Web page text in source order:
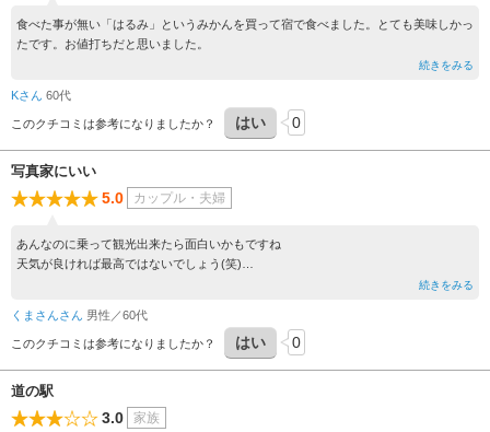
食べた事が無い「はるみ」というみかんを買って宿で食べました。とても美味しかっ
たです。お値打ちだと思いました。
続きをみる
Kさん 60代
このクチコミは参考になりましたか？ はい 0
写真家にいい
5.0 カップル・夫婦
あんなのに乗って観光出来たら面白いかもですね
天気が良ければ最高ではないでしょう(笑)
続きをみる
くまさんさん 男性／60代
このクチコミは参考になりましたか？ はい 0
道の駅
3.0 家族